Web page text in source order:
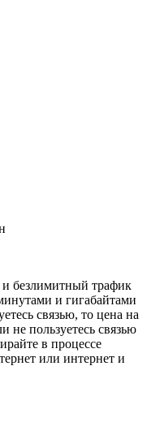
и безлимитный трафик
и гигабайтами
связью, то цена на
не пользуетесь связью
в процессе
или интернет и